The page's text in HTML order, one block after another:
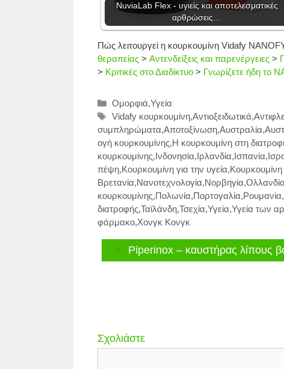
NuviaLab Flex - υγιείς και αποτελεσματικές
αρθρώσεις…
Πώς λειτουργεί η κουρκουμίνη Vidafy
θεραπείας > Αντενδείξεις και παρενέργειες >
> Κριτικές στο Διαδίκτυο > Γνωρίζετε ήδη το
Κατηγορίες
Ομορφιά,Υγεία
Ετικέτες
Vidafy κουρκουμίνη,Αντιοξειδωτικά,
συμπληρώματα,Αποτοξίνωση,Αυστραλία,
ογή κουρκουμίνης,Η κουρκουμίνη στη
κουρκουμίνης,Ινδονησία,Ιρλανδία,Ισπανία,
πέψη,Κουρκουμίνη για την υγεία,Κουρκουμίνη
Βρετανία,Νανοτεχνολογία,Νορβηγία,Ολλανδία
κουρκουμίνης,Πολωνία,Πορτογαλία,Ρουμανία,
διατροφής,Ταϊλάνδη,Τσεχία,Υγεία,Υγεία των
φάρμακο,Χονγκ Κονγκ
Piperinox – καυστήρας λίπους
Σχολιάστε